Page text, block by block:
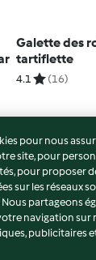
Galette des
tartiflette
4.1 (16)
pour nous
site, pour
pour proposer
sur les réseaux
partageons
navigation sur
publicitaires